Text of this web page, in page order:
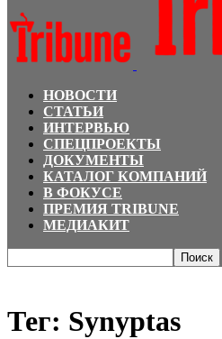
НОВОСТИ
СТАТЬИ
ИНТЕРВЬЮ
СПЕЦПРОЕКТЫ
ДОКУМЕНТЫ
КАТАЛОГ КОМПАНИЙ
В ФОКУСЕ
ПРЕМИЯ TRIBUNE
МЕДИАКИТ
Тег: Synyptas